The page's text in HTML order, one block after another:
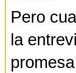
Pero
la